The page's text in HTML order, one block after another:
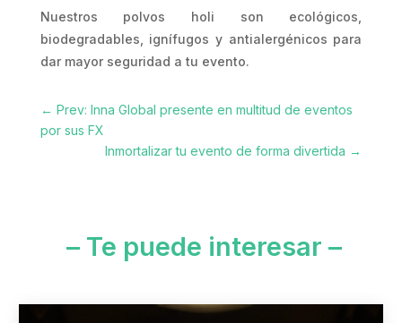
Nuestros polvos holi son ecológicos,
biodegradables, ignífugos y antialergénicos para
dar mayor seguridad a tu evento.
← Prev: Inna Global presente en multitud de eventos
por sus FX
Inmortalizar tu evento de forma divertida →
– Te puede interesar –